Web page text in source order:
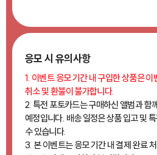
응모 시 유의사항
1. 이벤트 응모 기간 내 구입한 상품은
취소 및 환불이 불가합니다.
2. 특전 포토카드는 구매하신 앨범과 함
예정입니다. 배송 일정은 상품 입고 및
수 있습니다.
3. 본 이벤트는 응모 기간 내 결제 완료